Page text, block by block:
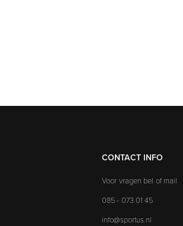
CONTACT INFO
Voor vragen bel of mail
085 - 073 01 45
info@sportus.nl